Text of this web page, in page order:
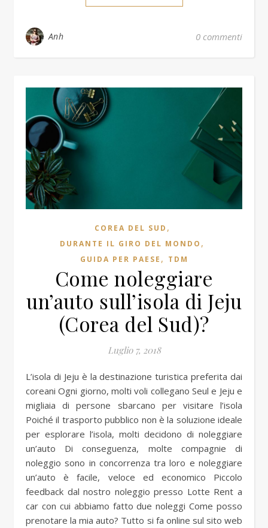
Anh 0 commenti
COREA DEL SUD ,
DURANTE IL GIRO DEL MONDO ,
GUIDA PER PAESE , TDM
Come noleggiare
un’auto sull’isola di Jeju
(Corea del Sud)?
Luglio 7, 2018
L’isola di Jeju è la destinazione turistica preferita dai
coreani Ogni giorno, molti voli collegano Seul e Jeju e
migliaia di persone sbarcano per visitare l’isola
Poiché il trasporto pubblico non è la soluzione ideale
per esplorare l’isola, molti decidono di noleggiare
un’auto Di conseguenza, molte compagnie di
noleggio sono in concorrenza tra loro e noleggiare
un’auto è facile, veloce ed economico Piccolo
feedback dal nostro noleggio presso Lotte Rent a
car con cui abbiamo fatto due noleggi Come posso
prenotare la mia auto? Tutto si fa online sul sito web